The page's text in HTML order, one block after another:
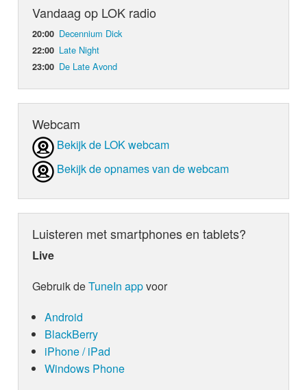
Vandaag op LOK radio
20:00 Decennium Dick
22:00 Late Night
23:00 De Late Avond
Webcam
Bekijk de LOK webcam
Bekijk de opnames van de webcam
Luisteren met smartphones en tablets?
Live
Gebruik deTuneIn appvoor
Android
BlackBerry
iPhone / iPad
Windows Phone